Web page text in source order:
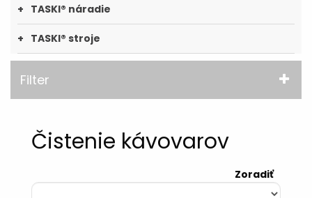
TASKI® náradie
TASKI® stroje
Filter
Čistenie kávovarov
Zoradiť